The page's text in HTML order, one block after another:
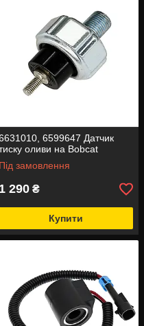
6599647 Датчик
оливи на Bobcat
Під замовлення
1 290 ₴
Купити